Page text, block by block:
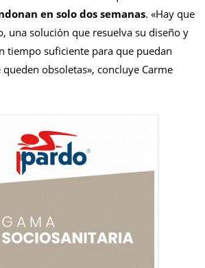
en solo dos semanas. «Hay que
una solución que resuelva su diseño y
tiempo suficiente para que puedan
obsoletas», concluye Carme